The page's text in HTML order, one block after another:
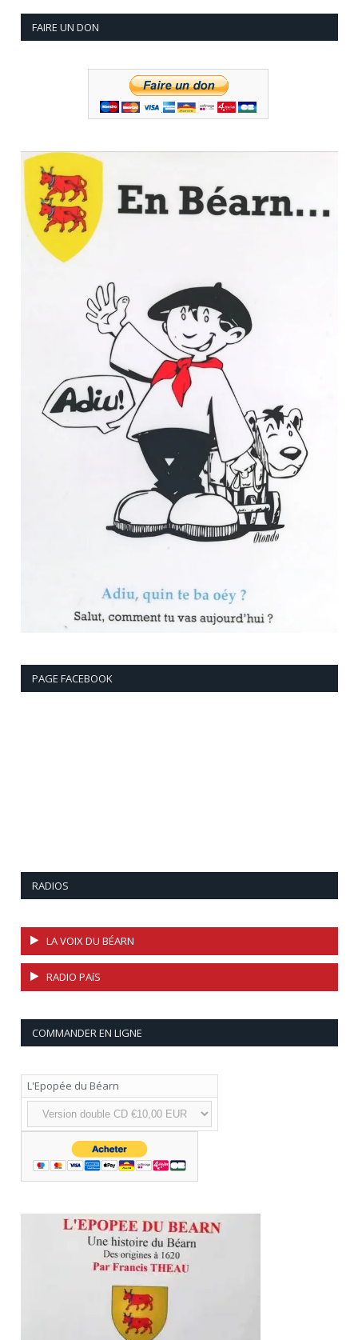
FAIRE UN DON
PAGE FACEBOOK
RADIOS
LA VOIX DU BÉARN
RADIO PAíS
COMMANDER EN LIGNE
L'Epopée du Béarn